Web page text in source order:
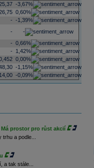
-3,67%
0,60%
- -1,39%
-
-
- 0,66%
-
1,42%
0,00%
-1,15%
-0,09%
prostor pro růst akcií
a podle...
a tak stále...